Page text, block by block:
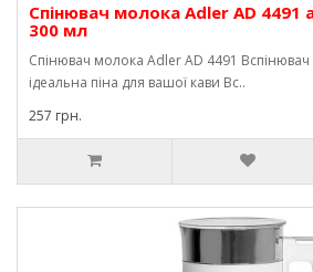
Спінювач молока Adler AD 4491
300 мл
Спінювач молока Adler AD 4491
ідеальна піна для вашої кави Вс..
257 грн.